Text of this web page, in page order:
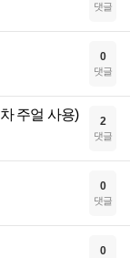
댓글
0
댓글
주얼 사용) 2
댓글
0
댓글
0